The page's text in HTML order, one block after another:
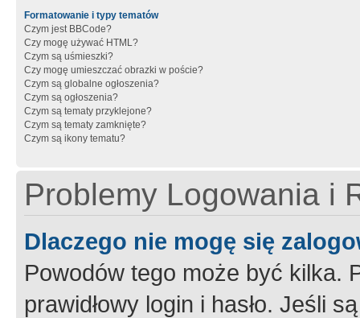
Formatowanie i typy tematów
Czym jest BBCode?
Czy mogę używać HTML?
Czym są uśmieszki?
Czy mogę umieszczać obrazki w poście?
Czym są globalne ogłoszenia?
Czym są ogłoszenia?
Czym są tematy przyklejone?
Czym są tematy zamknięte?
Czym są ikony tematu?
Problemy Logowania i
Dlaczego nie mogę się
Powodów tego może być kilka.
prawidłowy login i hasło. Jeśli